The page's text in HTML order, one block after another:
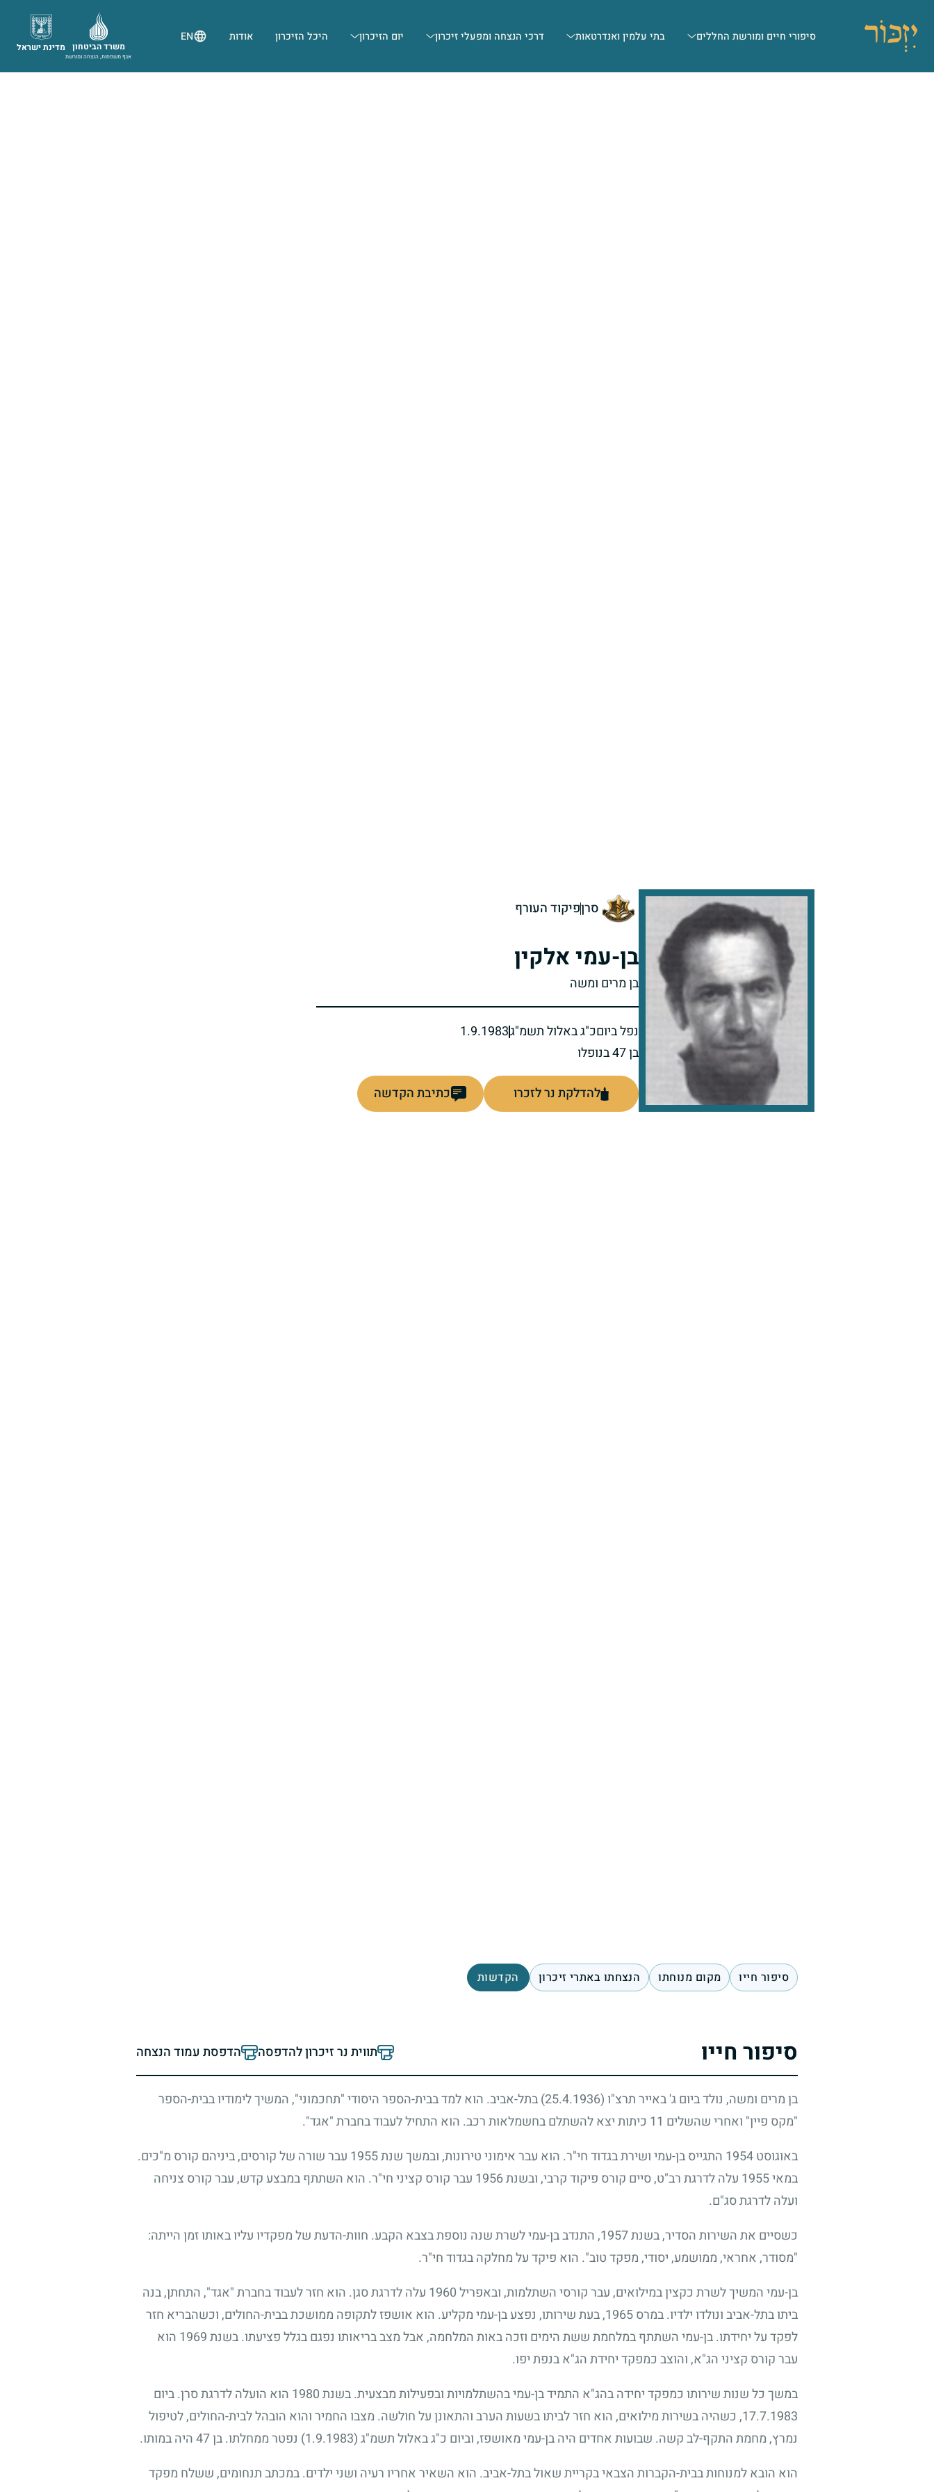
סיפורי חיים ומורשת החללים בתי עלמין ואנדרטאות דרכי הנצחה ומפעלי זיכרון יום הזיכרון היכל הזיכרון אודות EN
מדינת ישראל משרד הביטחון
אגף משפחות, הנצחה ומורשת
סרןפיקוד העורף
בן-עמי אלקין
בן מרים ומשה
נפל ביוםכ"ג באלול תשמ"ג1.9.1983
בן 47 בנופלו
להדלקת נר לזכרו כתיבת הקדשה
סיפור חייו מקום מנוחתו הנצחתו באתרי זיכרון הקדשות
סיפור חייו תווית נר זיכרון להדפסה הדפסת עמוד הנצחה
בן מרים ומשה, נולד ביום ג' באייר תרצ"ו (25.4.1936)
בתל-אביב. הוא למד בבית-הספר היסודי "תחכמוני", המשיך לימודיו בבית-הספר
"מקס פיין" ואחרי שהשלים 11 כיתות יצא להשתלם בחשמלאות רכב. הוא התחיל לעבוד בחברת "אגד".
באוגוסט1954 התגייס בן-עמי ושירת בגדוד חי"ר. הוא עבר אימוני טירונות, ובמשך שנת1955 עבר שורה של קורסים, ביניהם קורס מ"כים.
במאי1955 עלה לדרגת רב"ט, סיים קורס פיקוד קרבי, ובשנת1956 עבר קורס קציני חי"ר. הוא השתתף במבצע קדש, עבר קורס צניחה
ועלה לדרגת סג"ם.
כשסיים את השירות הסדיר, בשנת1957, התנדב בן-עמי לשרת שנה נוספת בצבא הקבע. חוות-הדעת של מפקדיו עליו באותו זמן הייתה:
"מסודר, אחראי, ממושמע, יסודי, מפקד טוב". הוא פיקד על מחלקה בגדוד חי"ר.
בן-עמי המשיך לשרת כקצין במילואים, עבר קורסי השתלמות, ובאפריל1960 עלה לדרגת סגן. הוא חזר לעבוד בחברת "אגד", התחתן, בנה
ביתו בתל-אביב ונולדו ילדיו. במרס1965, בעת שירותו, נפצע בן-עמי מקליע. הוא אושפז לתקופה ממושכת בבית-החולים, וכשהבריא חזר
לפקד על יחידתו. בן-עמי השתתף במלחמת ששת הימים וזכה באות המלחמה, אבל מצב בריאותו נפגם בגלל פציעתו. בשנת1969 הוא
עבר קורס קציני הג"א, והוצב כמפקד יחידת הג"א בנפת יפו.
במשך כל שנות שירותו כמפקד יחידה בהג"א התמיד בן-עמי בהשתלמויות ובפעילות מבצעית. בשנת1980 הוא הועלה לדרגת סרן. ביום
17.7.1983, כשהיה בשירות מילואים, הוא חזר לביתו בשעות הערב והתאונן על חולשה. מצבו החמיר והוא הובהל לבית-החולים, לטיפול
נמרץ, מחמת התקף-לב קשה. שבועות אחדים היה בן-עמי מאושפז, וביום כ"ג באלול תשמ"ג(1.9.1983) נפטר ממחלתו. בן47היה במותו.
הוא הובא למנוחות בבית-הקברות הצבאי בקריית שאול בתל-אביב. הוא השאיר אחריו רעיה ושני ילדים. במכתב תנחומים, ששלח מפקד